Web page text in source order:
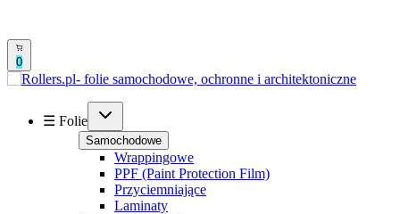
0
☰ Folie
Samochodowe
Wrappingowe
PPF (Paint Protection Film)
Przyciemniające
Laminaty